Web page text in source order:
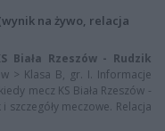
na żywo, relacja
Biała Rzeszów - Rudzik
> Klasa B, gr. I. Informacje
mecz KS Biała Rzeszów -
szczegóły meczowe. Relacja